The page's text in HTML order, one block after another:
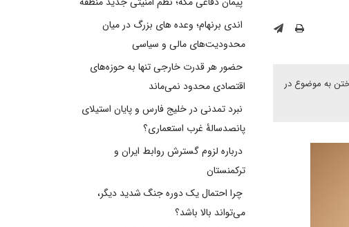
به موضوع در
اندی برنهام؛ وعده های بزرگ در میان
محدودیت‌های مالی و سیاسی
حضور هر قدرت خارجی تنها به حوزه‌های
اقتصادی محدود نمی‌ماند
نبرد تمدنی در خلیج فارس و پایان استیلای
پانصدسالۀ غرب استعماری؟
درباره لزوم گسترش روابط ایران و
ترکمنستان
چرا احتمال یک دوره جنگ شدید دیگر،
می‌تواند بالا باشد؟